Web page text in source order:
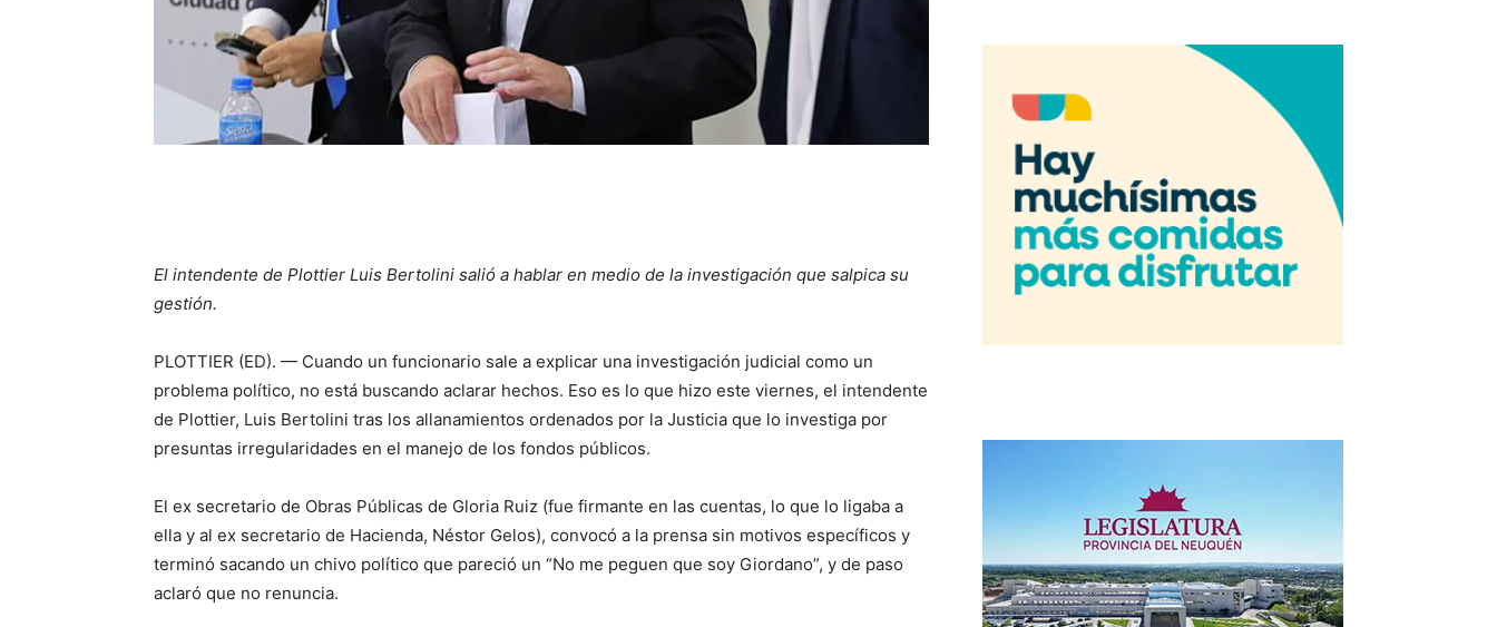
El intendente de Plottier Luis Bertolini salió a hablar en medio de la investigación que salpica su
gestión.
PLOTTIER (ED). — Cuando un funcionario sale a explicar una investigación judicial como un
problema político, no está buscando aclarar hechos. Eso es lo que hizo este viernes, el intendente
de Plottier, Luis Bertolini tras los allanamientos ordenados por la Justicia que lo investiga por
presuntas irregularidades en el manejo de los fondos públicos.
El ex secretario de Obras Públicas de Gloria Ruiz (fue firmante en las cuentas, lo que lo ligaba a
ella y al ex secretario de Hacienda, Néstor Gelos), convocó a la prensa sin motivos específicos y
terminó sacando un chivo político que pareció un “No me peguen que soy Giordano”, y de paso
aclaró que no renuncia.